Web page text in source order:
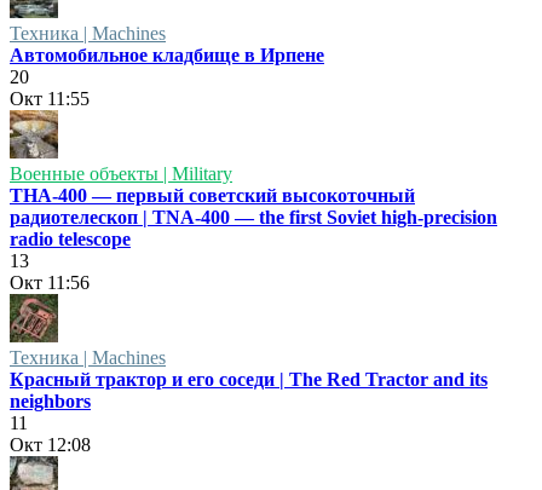
Техника | Machines
Автомобильное кладбище в Ирпене
20
Окт 11:55
Военные объекты | Military
ТНА-400 — первый советский высокоточный
радиотелескоп | TNA-400 — the first Soviet high-precision
radio telescope
13
Окт 11:56
Техника | Machines
Красный трактор и его соседи | The Red Tractor and its
neighbors
11
Окт 12:08